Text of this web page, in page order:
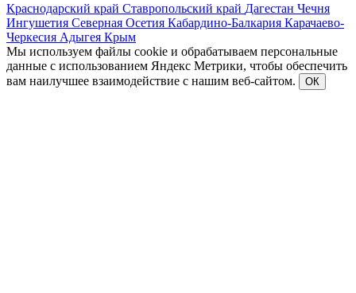
Краснодарский край Ставропольский край Дагестан Чечня
Ингушетия Северная Осетия Кабардино-Балкария Карачаево-
Черкесия Адыгея Крым
Мы используем файлы cookie и обрабатываем персональные
данные с использованием Яндекс Метрики, чтобы обеспечить
вам наилучшее взаимодействие с нашим веб-сайтом.
ОК